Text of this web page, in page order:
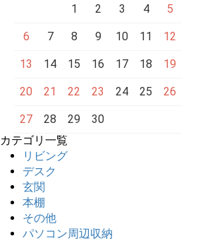
1 2 3 4 5
6 7 8 9 10 11 12
13 14 15 16 17 18 19
20 21 22 23 24 25 26
27 28 29
30
カテゴリ一覧
リビング
デスク
玄関
本棚
その他
パソコン周辺収納